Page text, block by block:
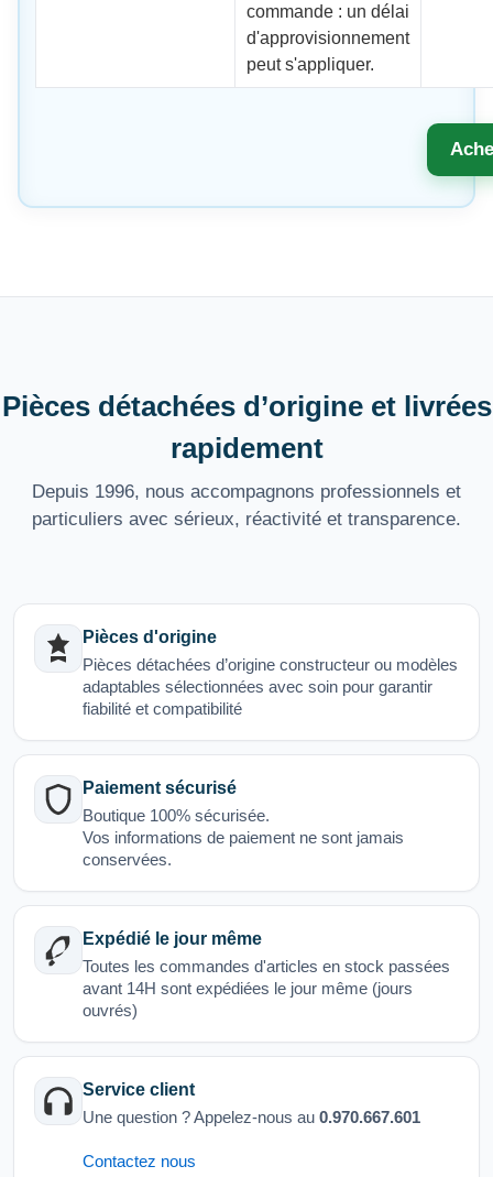
commande : un délai
d'approvisionnement
peut s'appliquer.
Pièces détachées d’origine et livrées
rapidement
Depuis 1996, nous accompagnons professionnels et
particuliers avec sérieux, réactivité et transparence.
Pièces d'origine
Pièces détachées d’origine constructeur ou modèles
adaptables sélectionnées avec soin pour garantir
fiabilité et compatibilité
Paiement sécurisé
Boutique 100% sécurisée.
Vos informations de paiement ne sont jamais
conservées.
Expédié le jour même
Toutes les commandes d'articles en stock passées
avant 14H sont expédiées le jour même (jours
ouvrés)
Service client
Une question ? Appelez-nous au 0.970.667.601
Contactez nous